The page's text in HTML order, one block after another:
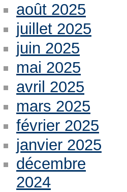
août 2025
juillet 2025
juin 2025
mai 2025
avril 2025
mars 2025
février 2025
janvier 2025
décembre
2024